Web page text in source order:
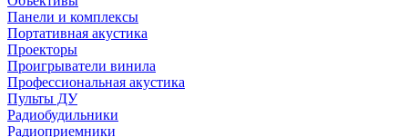
Панели и комплексы
Портативная акустика
Проекторы
Проигрыватели винила
Профессиональная акустика
Пульты ДУ
Радиобудильники
Радиоприемники